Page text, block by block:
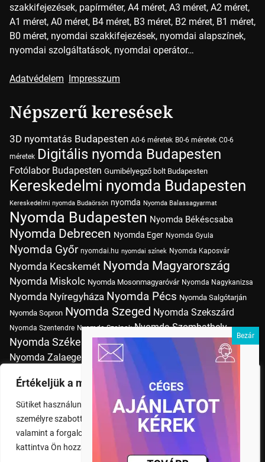
Értékeljük a magánéletét
Sütiket használunk a böngészési élmény fokozására,
személyre szabott hirdetések vagy tartalmak megjelenítésére,
valamint a forgalom elemzésére. A "Mindent elfogad" gombra
kattintva Ön hozzájárul a cookie-k használatához.
szakkifejezések, papírméter, A4 méret, A3 méret, A2 méret,
A1 méret, A0 méret, B4 méret, B3 méret, B2 méret, B1 méret,
B0 méret, nyomdai szakkifejezések, nyomdai alapszínek,
nyomdai szolgáltatások, nyomdai operátor…
Adatvédelem Impresszum
Népszerű keresések
3D nyomtatás Budapesten A0-6 méretek B0-6 méretek C0-6
méretek Digitális nyomda Budapesten
Fotólabor Budapesten Gumibélyegző bolt Budapesten
Kereskedelmi nyomda Budapesten
Kereskedelmi nyomda Budaörsön nyomda Nyomda Balassagyarmat
Nyomda Budapesten Nyomda Békéscsaba
Nyomda Debrecen Nyomda Eger Nyomda Gyula
Nyomda Győr nyomdai.hu nyomdai színek Nyomda Kaposvár
Nyomda Kecskemét Nyomda Magyarország
Nyomda Miskolc Nyomda Mosonmagyaróvár Nyomda Nagykanizsa
Nyomda Nyíregyháza Nyomda Pécs Nyomda Salgótarján
Nyomda Sopron Nyomda Szeged Nyomda Szekszárd
Nyomda Szentendre Nyomda Szolnok Nyomda Szombathely
Nyomda Székesfehérvár Nyomda Tatabánya Nyomda Vác
Nyomda Zalaegerszeg Nyomda Érd nyomtatás
Nyomtatás Budapesten
Pólónyomtatás Budapesten Szitanyomda Budapesten
Tudásbázis